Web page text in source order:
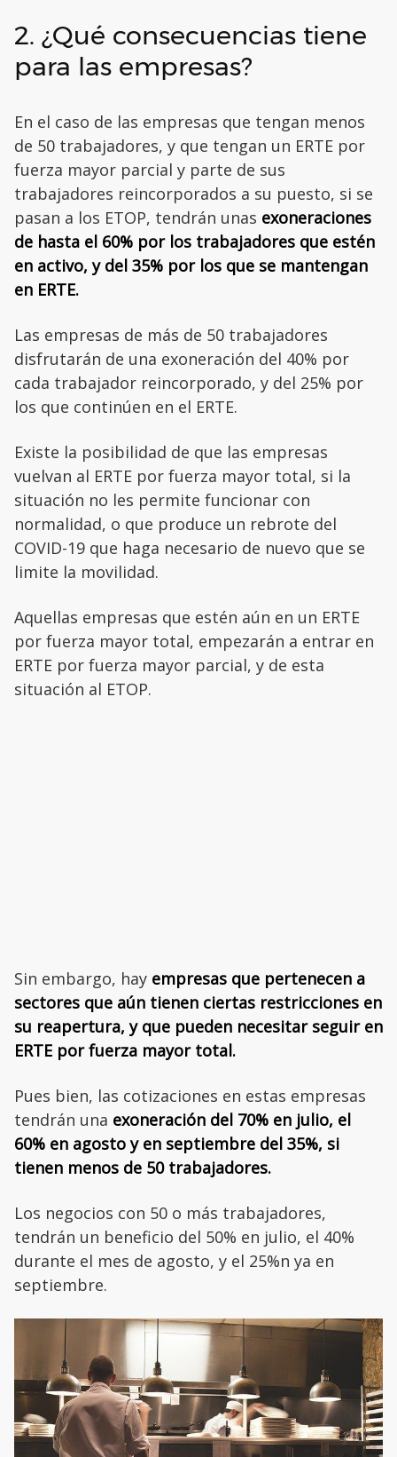
2. ¿Qué consecuencias tiene
para las empresas?
En el caso de las empresas que tengan menos
de 50 trabajadores, y que tengan un ERTE por
fuerza mayor parcial y parte de sus
trabajadores reincorporados a su puesto, si se
pasan a los ETOP, tendrán unas exoneraciones
de hasta el 60% por los trabajadores que estén
en activo, y del 35% por los que se mantengan
en ERTE.
Las empresas de más de 50 trabajadores
disfrutarán de una exoneración del 40% por
cada trabajador reincorporado, y del 25% por
los que continúen en el ERTE.
Existe la posibilidad de que las empresas
vuelvan al ERTE por fuerza mayor total, si la
situación no les permite funcionar con
normalidad, o que produce un rebrote del
COVID-19 que haga necesario de nuevo que se
limite la movilidad.
Aquellas empresas que estén aún en un ERTE
por fuerza mayor total, empezarán a entrar en
ERTE por fuerza mayor parcial, y de esta
situación al ETOP.
Sin embargo, hay empresas que pertenecen a
sectores que aún tienen ciertas restricciones en
su reapertura, y que pueden necesitar seguir en
ERTE por fuerza mayor total.
Pues bien, las cotizaciones en estas empresas
tendrán una exoneración del 70% en julio, el
60% en agosto y en septiembre del 35%, si
tienen menos de 50 trabajadores.
Los negocios con 50 o más trabajadores,
tendrán un beneficio del 50% en julio, el 40%
durante el mes de agosto, y el 25%n ya en
septiembre.